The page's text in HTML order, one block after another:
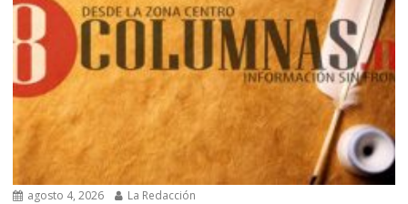
agosto 4, 2026 La Redacción